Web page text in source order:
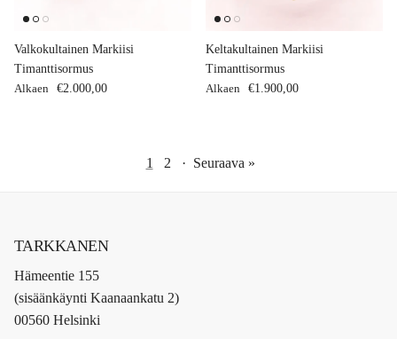
Valkokultainen Markiisi
Timanttisormus
Normaalihinta
Alkaen €2.000,00
Keltakultainen Markiisi
Timanttisormus
Normaalihinta
Alkaen €1.900,00
1 2 · Seuraava »
TARKKANEN
Hämeentie 155
(sisäänkäynti Kaanaankatu 2)
00560 Helsinki